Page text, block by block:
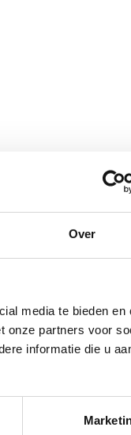
Over
media te bieden en
onze partners voor
informatie die u